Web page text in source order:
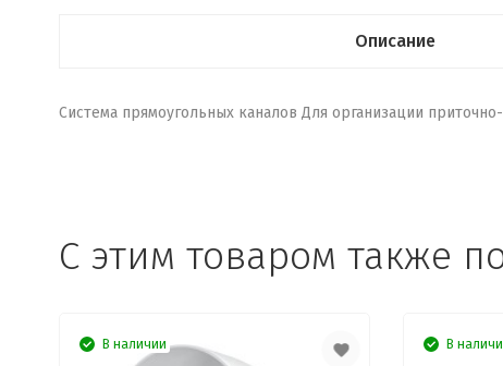
Описание
Система прямоугольных каналов Для организации
C этим товаром также
В наличии В